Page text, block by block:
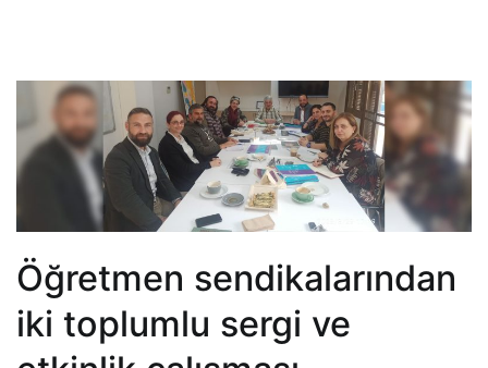
Öğretmen sendikalarından
iki toplumlu sergi ve